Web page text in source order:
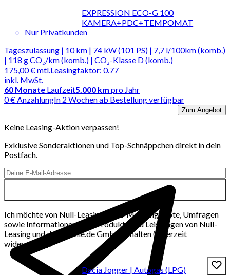
EXPRESSION ECO-G 100
KAMERA+PDC+TEMPOMAT
Nur Privatkunden
Tageszulassung | 10 km | 74 kW (101 PS) | 7,7 l/100km (komb.)
| 118 g CO₂/km (komb.) | CO₂-Klasse D (komb.)
175,00 €mtl.
inkl. MwSt.
Leasingfaktor: 0.77
60 Monate Laufzeit5.000 km pro Jahr
0 € AnzahlungIn 2 Wochen ab Bestellung verfügbar
Zum Angebot
Keine Leasing-Aktion verpassen!
Exklusive Sonderaktionen und Top-Schnäppchen direkt in dein
Postfach.
Ich möchte von Null-Leasing per E-Mail Angebote, Umfragen
sowie Informationen über Produkte und Leistungen von Null-
Leasing und der mobile.de GmbH erhalten (jederzeit
widerrufbar).
Dacia Jogger | Autogas (LPG)